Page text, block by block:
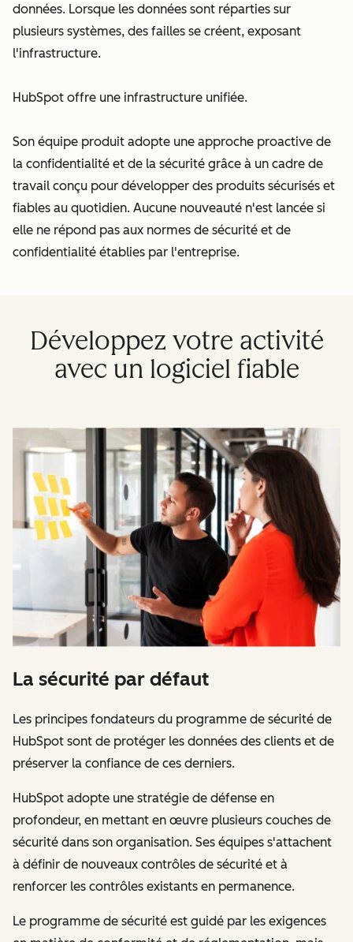
données. Lorsque les données sont réparties sur
plusieurs systèmes, des failles se créent, exposant
l'infrastructure.
HubSpot offre une infrastructure unifiée.
Son équipe produit adopte une approche proactive de
la confidentialité et de la sécurité grâce à un cadre de
travail conçu pour développer des produits sécurisés et
fiables au quotidien. Aucune nouveauté n'est lancée si
elle ne répond pas aux normes de sécurité et de
confidentialité établies par l'entreprise.
Développez votre activité
avec un logiciel fiable
La sécurité par défaut
Les principes fondateurs du programme de sécurité de
HubSpot sont de protéger les données des clients et de
préserver la confiance de ces derniers.
HubSpot adopte une stratégie de défense en
profondeur, en mettant en œuvre plusieurs couches de
sécurité dans son organisation. Ses équipes s'attachent
à définir de nouveaux contrôles de sécurité et à
renforcer les contrôles existants en permanence.
Le programme de sécurité est guidé par les exigences